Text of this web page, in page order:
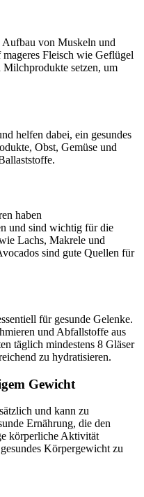
von Muskeln und
Fleisch wie Geflügel
setzen, um
helfen dabei, ein gesundes
Obst, Gemüse und
haben
und sind wichtig für die
Lachs, Makrele und
sind gute Quellen für
für gesunde Gelenke.
und Abfallstoffe aus
täglich mindestens 8 Gläser
zu hydratisieren.
Gewicht
und kann zu
Ernährung, die den
körperliche Aktivität
Körpergewicht zu